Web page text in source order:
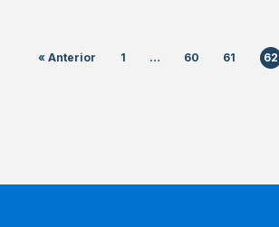
« Anterior 1 … 60 61 62